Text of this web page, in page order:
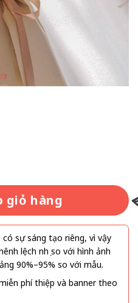
giỏ hàng
sự sáng tạo riêng, vì vậy
lệch nhẹ so với hình ảnh
90%–95% so với mẫu.
phí thiệp và banner theo